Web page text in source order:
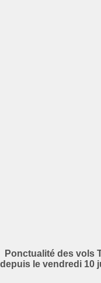
Ponctualité des vols
depuis le vendredi 10